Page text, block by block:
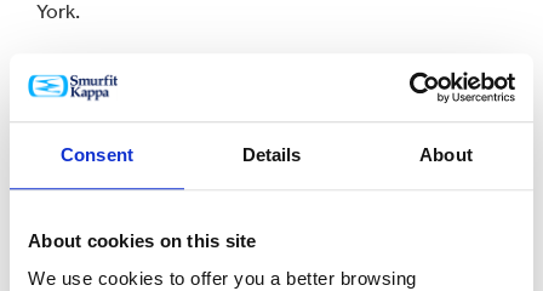
Consent Details About
About cookies on this site
We use cookies to offer you a better browsing
York.
concrets en matière de biodiversité et de
communauté, on peut citer la collaboration avec le
Forestry Stewardship Council™ (FSC) visant à
renforcer davantage les normes de chaîne de
mondial pour la nature (WWF) dans le cadre de son
concours « Wild Wisdom Biodiversity » destiné à des